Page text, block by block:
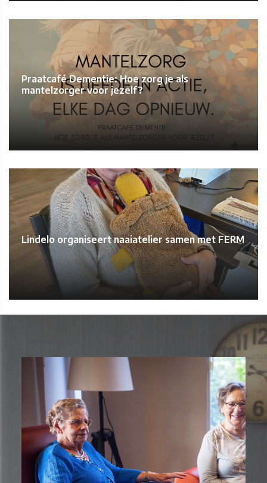
Praatcafé Dementie: Hoe zorg je als
mantelzorger voor jezelf?
Lindelo organiseert naaiatelier samen met FERM